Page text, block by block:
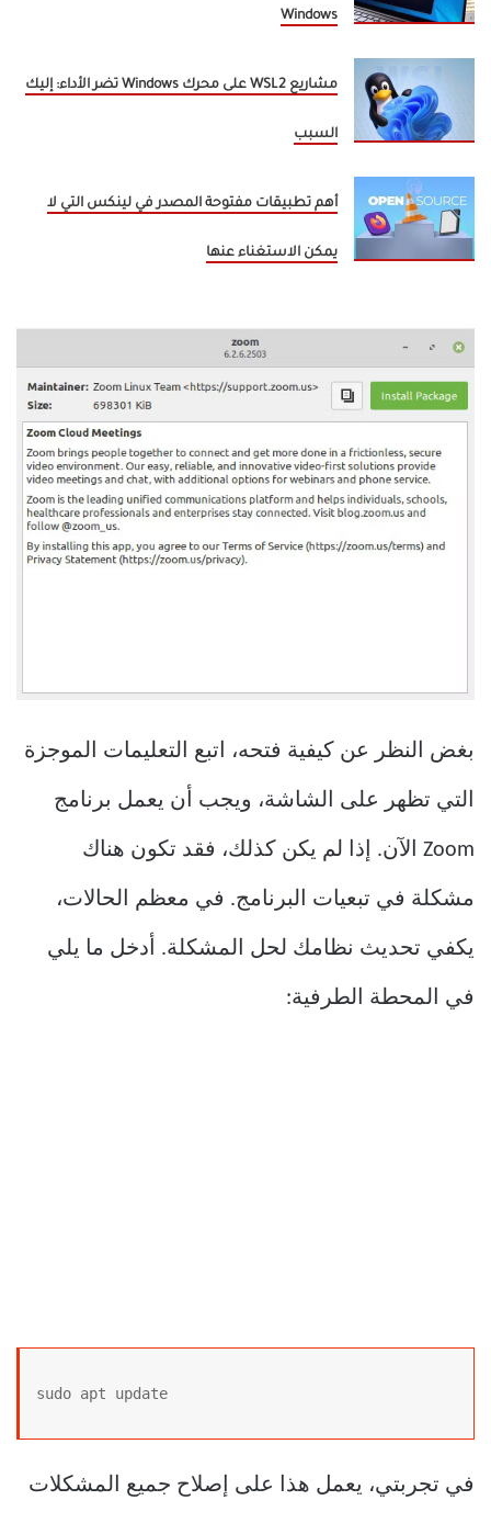
Windows
مشاريع WSL2 على محرك Windows تضر الأداء: إليك
السبب
أهم تطبيقات مفتوحة المصدر في لينكس التي لا
يمكن الاستغناء عنها
بغض النظر عن كيفية فتحه، اتبع التعليمات الموجزة
التي تظهر على الشاشة، ويجب أن يعمل برنامج
Zoom الآن. إذا لم يكن كذلك، فقد تكون هناك
مشكلة في تبعيات البرنامج. في معظم الحالات،
يكفي تحديث نظامك لحل المشكلة. أدخل ما يلي
في المحطة الطرفية:
sudo apt update
في تجربتي، يعمل هذا على إصلاح جميع المشكلات